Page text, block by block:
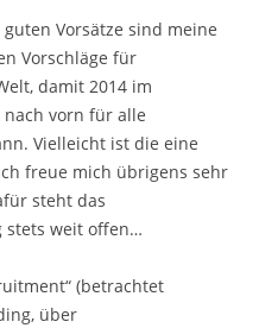
Vorsätze sind meine
Vorschläge für
damit 2014 im
vorn für alle
Vielleicht ist die eine
freue mich übrigens sehr
steht das
stets weit offen…
(betrachtet
über